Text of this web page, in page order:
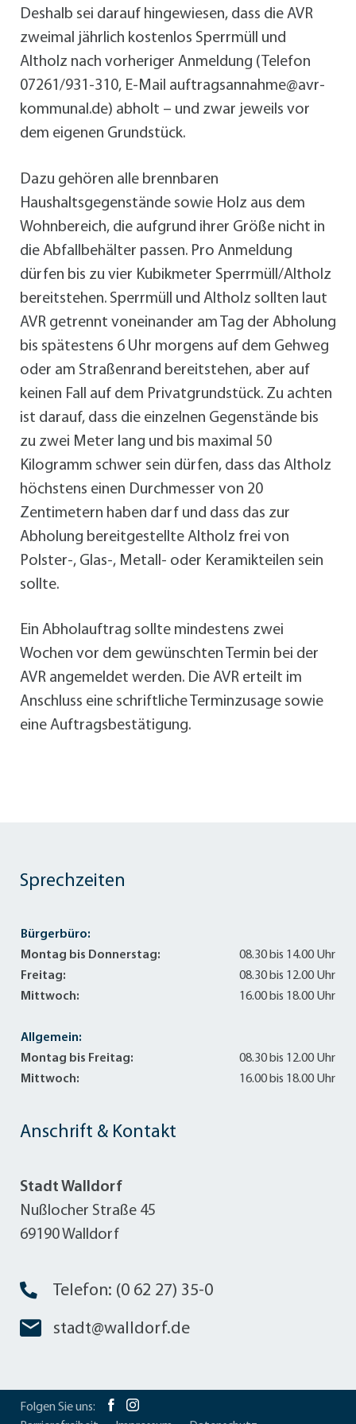
Deshalb sei darauf hingewiesen, dass die AVR
zweimal jährlich kostenlos Sperrmüll und
Altholz nach vorheriger Anmeldung (Telefon
07261/931-310, E-Mail auftragsannahme@avr-
kommunal.de) abholt – und zwar jeweils vor
dem eigenen Grundstück.
Dazu gehören alle brennbaren
Haushaltsgegenstände sowie Holz aus dem
Wohnbereich, die aufgrund ihrer Größe nicht in
die Abfallbehälter passen. Pro Anmeldung
dürfen bis zu vier Kubikmeter Sperrmüll/Altholz
bereitstehen. Sperrmüll und Altholz sollten laut
AVR getrennt voneinander am Tag der Abholung
bis spätestens 6 Uhr morgens auf dem Gehweg
oder am Straßenrand bereitstehen, aber auf
keinen Fall auf dem Privatgrundstück. Zu achten
ist darauf, dass die einzelnen Gegenstände bis
zu zwei Meter lang und bis maximal 50
Kilogramm schwer sein dürfen, dass das Altholz
höchstens einen Durchmesser von 20
Zentimetern haben darf und dass das zur
Abholung bereitgestellte Altholz frei von
Polster-, Glas-, Metall- oder Keramikteilen sein
sollte.
Ein Abholauftrag sollte mindestens zwei
Wochen vor dem gewünschten Termin bei der
AVR angemeldet werden. Die AVR erteilt im
Anschluss eine schriftliche Terminzusage sowie
eine Auftragsbestätigung.
Anschrift & Kontakt
Stadt Walldorf
Nußlocher Straße 45
69190 Walldorf
Telefon: (0 62 27) 35-0
stadt@walldorf.de
Sprechzeiten
Bürgerbüro:
Montag bis Donnerstag:
08.30 bis 14.00 Uhr
Freitag:
08.30 bis 12.00 Uhr
Mittwoch:
16.00 bis 18.00 Uhr
Allgemein:
Montag bis Freitag:
08.30 bis 12.00 Uhr
Mittwoch:
16.00 bis 18.00 Uhr
Folgen Sie uns: